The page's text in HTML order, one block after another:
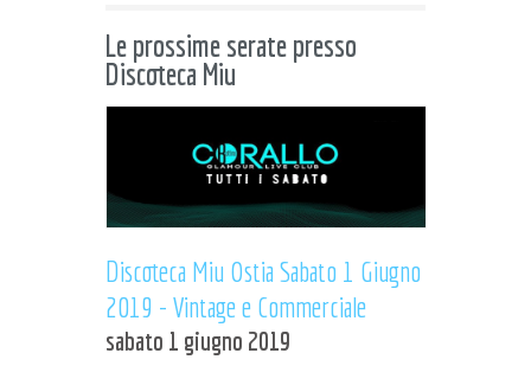
Le prossime serate presso
Discoteca Miu
Discoteca Miu Ostia Sabato 1 Giugno
2019 - Vintage e Commerciale
sabato 1 giugno 2019